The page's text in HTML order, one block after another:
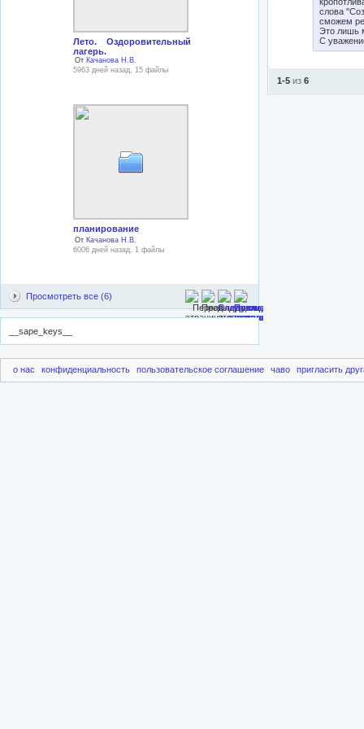
Лето. Оздоровительный
лагерь.
От Качанова Н.В.
5963 дней назад, 15 файлы
планирование
От Качанова Н.В.
6006 дней назад, 1 файлы
Просмотреть все (6)
__sape_keys__
слова
сможем
Это лишь
С
1-5 из 6
о нас конфиденциальность пользовательское соглашение чаво пригласить